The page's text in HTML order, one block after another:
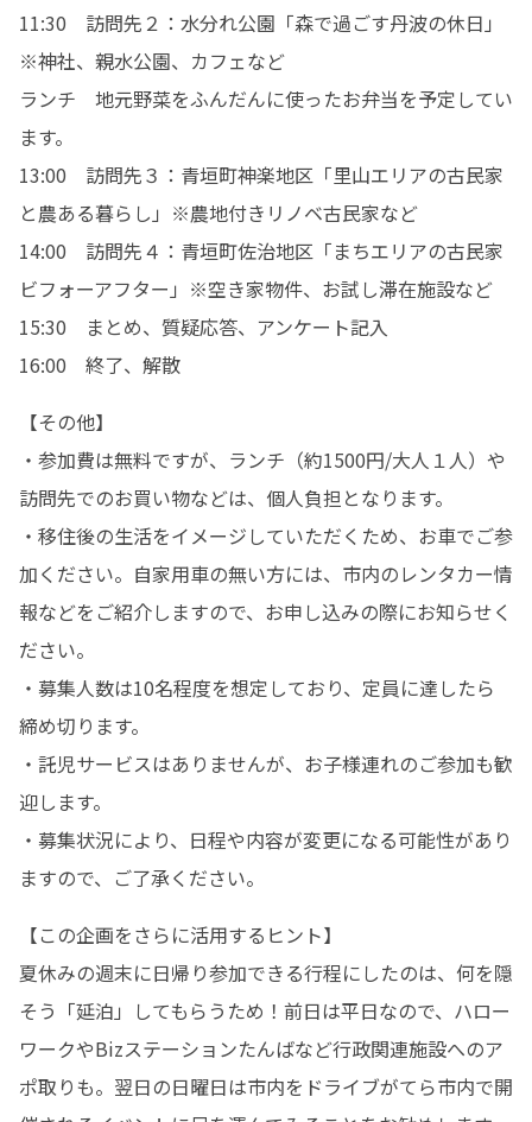
11:30　訪問先２：水分れ公園「森で過ごす丹波の休日」
※神社、親水公園、カフェなど
ランチ　地元野菜をふんだんに使ったお弁当を予定してい
ます。
13:00　訪問先３：青垣町神楽地区「里山エリアの古民家
と農ある暮らし」※農地付きリノベ古民家など
14:00　訪問先４：青垣町佐治地区「まちエリアの古民家
ビフォーアフター」※空き家物件、お試し滞在施設など
15:30　まとめ、質疑応答、アンケート記入
16:00　終了、解散
【その他】
・参加費は無料ですが、ランチ（約1500円/大人１人）や
訪問先でのお買い物などは、個人負担となります。
・移住後の生活をイメージしていただくため、お車でご参
加ください。自家用車の無い方には、市内のレンタカー情
報などをご紹介しますので、お申し込みの際にお知らせく
ださい。
・募集人数は10名程度を想定しており、定員に達したら
締め切ります。
・託児サービスはありませんが、お子様連れのご参加も歓
迎します。
・募集状況により、日程や内容が変更になる可能性があり
ますので、ご了承ください。
【この企画をさらに活用するヒント】
夏休みの週末に日帰り参加できる行程にしたのは、何を隠
そう「延泊」してもらうため！前日は平日なので、ハロー
ワークやBizステーションたんばなど行政関連施設へのア
ポ取りも。翌日の日曜日は市内をドライブがてら市内で開